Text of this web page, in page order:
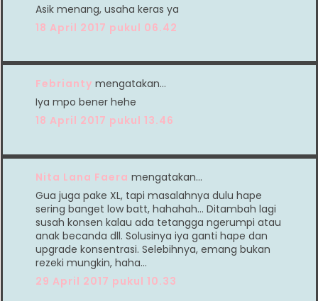
Asik menang, usaha keras ya
18 April 2017 pukul 06.42
Febrianty mengatakan…
Iya mpo bener hehe
18 April 2017 pukul 13.46
Nita Lana Faera mengatakan…
Gua juga pake XL, tapi masalahnya dulu hape
sering banget low batt, hahahah... Ditambah lagi
susah konsen kalau ada tetangga ngerumpi atau
anak becanda dll. Solusinya iya ganti hape dan
upgrade konsentrasi. Selebihnya, emang bukan
rezeki mungkin, haha...
29 April 2017 pukul 10.33